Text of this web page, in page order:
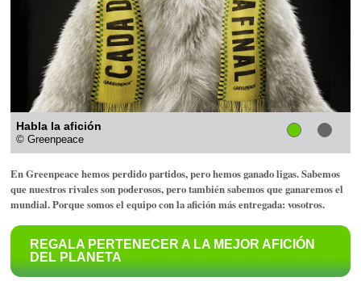
Habla la afición
© Greenpeace
En Greenpeace hemos perdido partidos, pero hemos ganado ligas. Sabemos
que nuestros rivales son poderosos, pero también sabemos que ganaremos el
mundial. Porque somos el equipo con la afición más entregada: vosotros.
REGALA PERTENECER A LA MEJOR AFICIÓN
DEL PLANETA